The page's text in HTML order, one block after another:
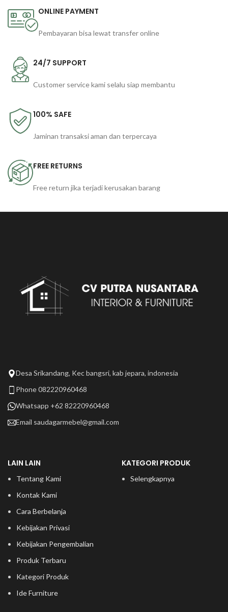
ONLINE PAYMENT
Pembayaran bisa lewat transfer online
24/7 SUPPORT
Customer service kami selalu siap membantu
100% SAFE
Jaminan transaksi aman dan terpercaya
FREE RETURNS
Free return jika terjadi kerusakan barang
Desa Srikandang, Kec bangsri, kab jepara, indonesia
Phone 082220960468
Whatsapp +62 82220960468
Email saudagarmebel@gmail.com
LAIN LAIN
Tentang Kami
Kontak Kami
Cara Berbelanja
Kebijakan Privasi
Kebijakan Pengembalian
Produk Terbaru
Kategori Produk
Ide Furniture
KATEGORI PRODUK
Selengkapnya